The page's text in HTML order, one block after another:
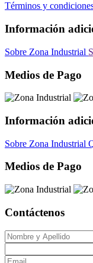
Términos y
Información
Sobre Zona Industrial
Medios de Pago
Información
Sobre Zona Industrial
Medios de Pago
Contáctenos